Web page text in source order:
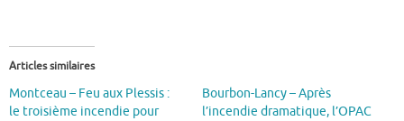
Articles similaires
Montceau – Feu aux Plessis :
le troisième incendie pour
Bourbon-Lancy – Après
l’incendie dramatique, l’OPAC